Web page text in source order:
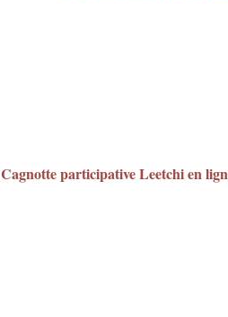
Cagnotte participative Leetchi en